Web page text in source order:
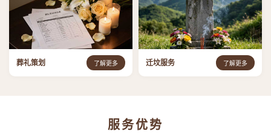
葬礼策划 了解更多 迁坟服务 了解更多
服务优势